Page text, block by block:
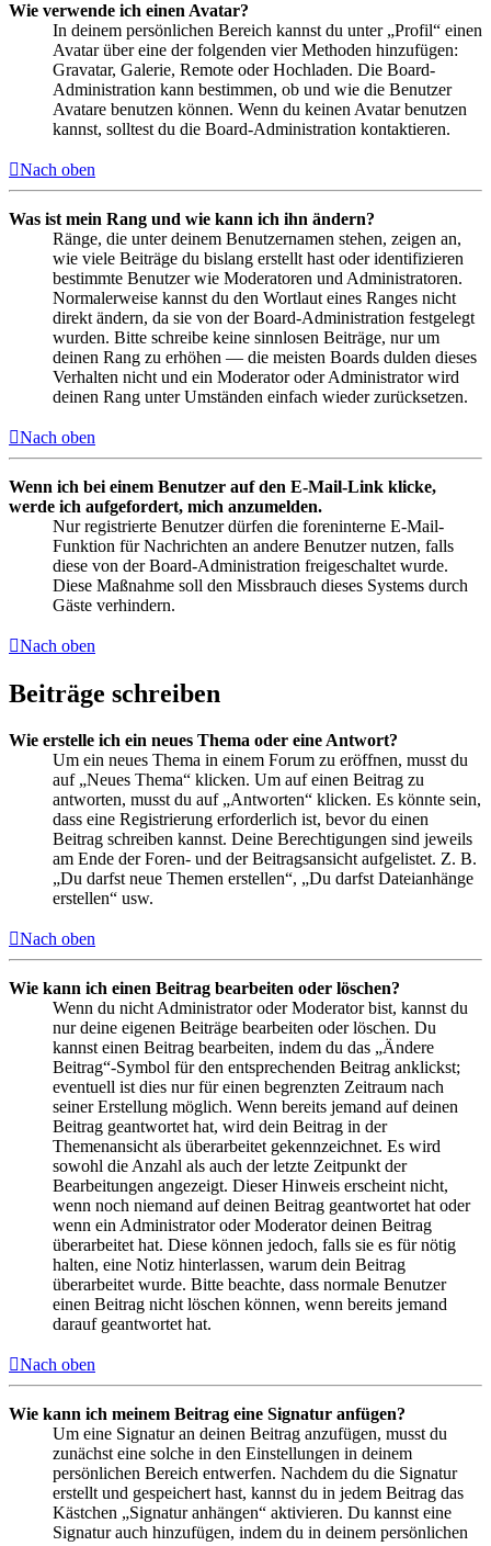
Wie verwende ich einen Avatar?
In deinem persönlichen Bereich kannst du unter „Profil“ einen
Avatar über eine der folgenden vier Methoden hinzufügen:
Gravatar, Galerie, Remote oder Hochladen. Die Board-
Administration kann bestimmen, ob und wie die Benutzer
Avatare benutzen können. Wenn du keinen Avatar benutzen
kannst, solltest du die Board-Administration kontaktieren.
Nach oben
Was ist mein Rang und wie kann ich ihn ändern?
Ränge, die unter deinem Benutzernamen stehen, zeigen an,
wie viele Beiträge du bislang erstellt hast oder identifizieren
bestimmte Benutzer wie Moderatoren und Administratoren.
Normalerweise kannst du den Wortlaut eines Ranges nicht
direkt ändern, da sie von der Board-Administration festgelegt
wurden. Bitte schreibe keine sinnlosen Beiträge, nur um
deinen Rang zu erhöhen — die meisten Boards dulden dieses
Verhalten nicht und ein Moderator oder Administrator wird
deinen Rang unter Umständen einfach wieder zurücksetzen.
Nach oben
Wenn ich bei einem Benutzer auf den E-Mail-Link klicke,
werde ich aufgefordert, mich anzumelden.
Nur registrierte Benutzer dürfen die foreninterne E-Mail-
Funktion für Nachrichten an andere Benutzer nutzen, falls
diese von der Board-Administration freigeschaltet wurde.
Diese Maßnahme soll den Missbrauch dieses Systems durch
Gäste verhindern.
Nach oben
Beiträge schreiben
Wie erstelle ich ein neues Thema oder eine Antwort?
Um ein neues Thema in einem Forum zu eröffnen, musst du
auf „Neues Thema“ klicken. Um auf einen Beitrag zu
antworten, musst du auf „Antworten“ klicken. Es könnte sein,
dass eine Registrierung erforderlich ist, bevor du einen
Beitrag schreiben kannst. Deine Berechtigungen sind jeweils
am Ende der Foren- und der Beitragsansicht aufgelistet. Z. B.
„Du darfst neue Themen erstellen“, „Du darfst Dateianhänge
erstellen“ usw.
Nach oben
Wie kann ich einen Beitrag bearbeiten oder löschen?
Wenn du nicht Administrator oder Moderator bist, kannst du
nur deine eigenen Beiträge bearbeiten oder löschen. Du
kannst einen Beitrag bearbeiten, indem du das „Ändere
Beitrag“-Symbol für den entsprechenden Beitrag anklickst;
eventuell ist dies nur für einen begrenzten Zeitraum nach
seiner Erstellung möglich. Wenn bereits jemand auf deinen
Beitrag geantwortet hat, wird dein Beitrag in der
Themenansicht als überarbeitet gekennzeichnet. Es wird
sowohl die Anzahl als auch der letzte Zeitpunkt der
Bearbeitungen angezeigt. Dieser Hinweis erscheint nicht,
wenn noch niemand auf deinen Beitrag geantwortet hat oder
wenn ein Administrator oder Moderator deinen Beitrag
überarbeitet hat. Diese können jedoch, falls sie es für nötig
halten, eine Notiz hinterlassen, warum dein Beitrag
überarbeitet wurde. Bitte beachte, dass normale Benutzer
einen Beitrag nicht löschen können, wenn bereits jemand
darauf geantwortet hat.
Nach oben
Wie kann ich meinem Beitrag eine Signatur anfügen?
Um eine Signatur an deinen Beitrag anzufügen, musst du
zunächst eine solche in den Einstellungen in deinem
persönlichen Bereich entwerfen. Nachdem du die Signatur
erstellt und gespeichert hast, kannst du in jedem Beitrag das
Kästchen „Signatur anhängen“ aktivieren. Du kannst eine
Signatur auch hinzufügen, indem du in deinem persönlichen